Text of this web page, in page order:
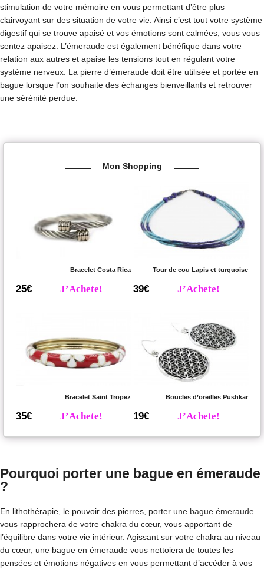
stimulation de votre mémoire en vous permettant d’être plus
clairvoyant sur des situation de votre vie. Ainsi c’est tout votre système
digestif qui se trouve apaisé et vos émotions sont calmées, vous vous
sentez apaisez. L’émeraude est également bénéfique dans votre
relation aux autres et apaise les tensions tout en régulant votre
système nerveux. La pierre d’émeraude doit être utilisée et portée en
bague lorsque l’on souhaite des échanges bienveillants et retrouver
une sérénité perdue.
Mon Shopping
Bracelet Costa Rica
25€ J’Achete!
Tour de cou Lapis et turquoise
39€ J’Achete!
Bracelet Saint Tropez
35€ J’Achete!
Boucles d’oreilles Pushkar
19€ J’Achete!
Pourquoi porter une bague en émeraude
?
En lithothérapie, le pouvoir des pierres, porter une bague émeraude
vous rapprochera de votre chakra du cœur, vous apportant de
l’équilibre dans votre vie intérieur. Agissant sur votre chakra au niveau
du cœur, une bague en émeraude vous nettoiera de toutes les
pensées et émotions négatives en vous permettant d’accéder à vos